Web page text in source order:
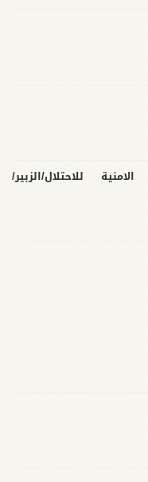
للاحتلال/الزبير/